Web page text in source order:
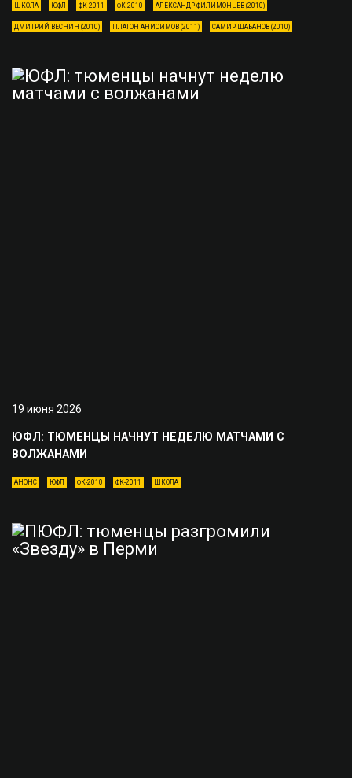
ШКОЛА ЮФЛ ФК-2011 ФК-2010 АЛЕКСАНДР ФИЛИМОНЦЕВ (2010)
ДМИТРИЙ ВЕСНИН (2010) ПЛАТОН АНИСИМОВ (2011) САМИР ШАБАНОВ (2010)
19 июня 2026
ЮФЛ: ТЮМЕНЦЫ НАЧНУТ НЕДЕЛЮ МАТЧАМИ С
ВОЛЖАНАМИ
АНОНС ЮФЛ ФК-2010 ФК-2011 ШКОЛА